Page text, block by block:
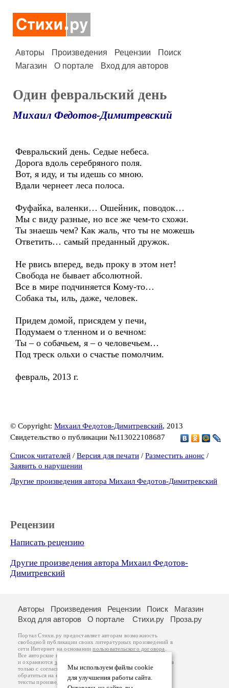
Авторы Произведения Рецензии
Поиск
Магазин
О портале Вход для авторов
Один февральский день
Михаил Федотов-Димитревский
Февральский день. Седые небеса.
Дорога вдоль серебряного поля.
Вот, я иду, и ты идешь со мною.
Вдали чернеет леса полоса.
Фуфайка, валенки… Ошейник, поводок…
Мы с виду разные, но все же чем-то схожи.
Ты знаешь чем? Как жаль, что ты не можешь
Ответить… самый преданный дружок.
Не рвись вперед, ведь проку в этом нет!
Свобода не бывает абсолютной.
Все в мире подчиняется Кому-то…
Собака ты, иль, даже, человек.
Придем домой, присядем у печи,
Подумаем о тленном и о вечном:
Ты – о собачьем, я – о человечьем…
Под треск ольхи о счастье помолчим.
февраль, 2013 г.
© Copyright: Михаил Федотов-Димитревский, 2013
Свидетельство о публикации №113022108687
Список читателей / Версия для печати / Разместить анонс /
Заявить о нарушении
Другие произведения автора Михаил Федотов-Димитревский
Рецензии
Написать рецензию
Другие произведения автора Михаил Федотов-
Димитревский
Мы используем файлы cookie
для улучшения работы сайта.
Авторы Произведения Рецензии Поиск
Магазин
Вход для авторов
О портале Стихи.ру Проза.ру
Портал Стихи.ру предоставляет авторам возможность
свободной публикации своих литературных произведений в
сети Интернет на основаниипользовательского договора
Все авторские права на произведения принадлежат авторам
и охраняются законом
. Перепечатка произведений возможна
только с согласия его автора, к которому вы можете
обратиться на его авторской странице. Ответственность за
тексты произведений авторы несут самостоятельно на